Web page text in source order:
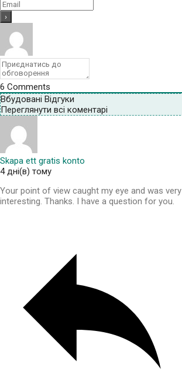
6 Comments
Вбудовані Відгуки
Переглянути всі коментарі
Skapa ett gratis konto
4 дні(в) тому
Your point of view caught my eye and was very
interesting. Thanks. I have a question for you.